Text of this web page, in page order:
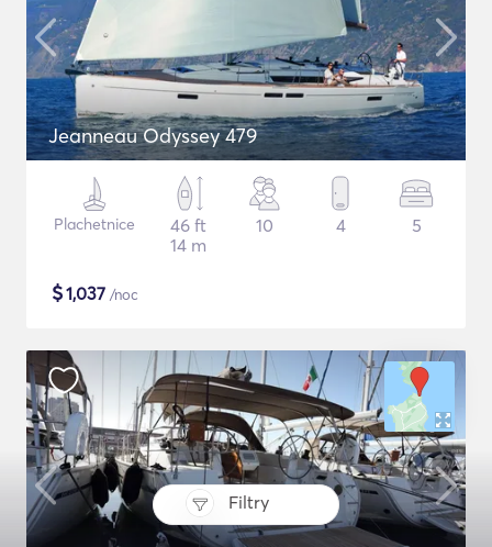
Filtry
Jeanneau Odyssey 479
Plachetnice
46 ft
14 m
10 4 5
$1,037 /noc